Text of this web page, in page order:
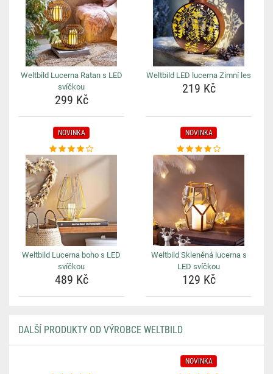
Weltbild Lucerna Ratan s LED
svíčkou
299 Kč
Weltbild LED lucerna Zimní les
219 Kč
NOVINKA
Weltbild Lucerna boho s LED
svíčkou
489 Kč
NOVINKA
Weltbild Skleněná lucerna s
LED svíčkou
129 Kč
DALŠÍ PRODUKTY OD VÝROBCE WELTBILD
NOVINKA